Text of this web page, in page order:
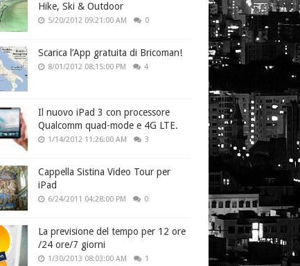
Hike, Ski & Outdoor
5/20/2012 09:21:00 AM 0
Scarica l’App gratuita di Bricoman!
8/01/2012 08:15:00 PM 4
Il nuovo iPad 3 con processore
Qualcomm quad-mode e 4G LTE.
1/14/2012 11:26:00 AM 3
Cappella Sistina Video Tour per
iPad
6/24/2011 04:28:00 PM 0
La previsione del tempo per 12 ore
/24 ore/7 giorni
1/30/2013 08:03:00 AM 1